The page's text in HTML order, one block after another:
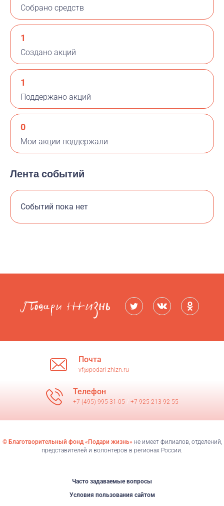
Собрано средств
1
Создано акций
1
Поддержано акций
0
Мои акции поддержали
Лента событий
Событий пока нет
Почта
vf@podari-zhizn.ru
Телефон
+7 (495) 995-31-05 +7 925 213 92 55
© Благотворительный фонд «Подари жизнь»не имеет филиалов, отделений,
представителей и волонтеров в регионах России.
Часто задаваемые вопросы
Условия пользования сайтом